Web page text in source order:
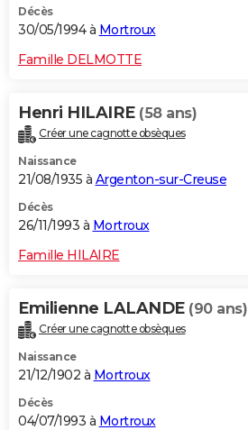
Décès
30/05/1994 à Mortroux
Famille DELMOTTE
Henri HILAIRE (58 ans)
Créer une cagnotte obsèques
Naissance
21/08/1935 à Argenton-sur-Creuse
Décès
26/11/1993 à Mortroux
Famille HILAIRE
Emilienne LALANDE (90 ans)
Créer une cagnotte obsèques
Naissance
21/12/1902 à Mortroux
Décès
04/07/1993 à Mortroux